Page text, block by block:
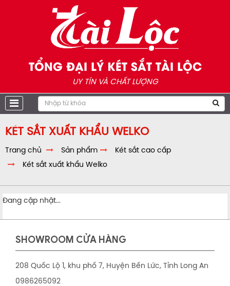
TỔNG ĐẠI LÝ KÉT SẮT TÀI LỘC
UY TÍN VÀ CHẤT LƯỢNG
KÉT SẮT XUẤT KHẨU WELKO
Trang chủ Sản phẩm
Két sắt cao cấp
Két sắt xuất khẩu Welko
Đang cập nhật...
SHOWROOM CỬA HÀNG
208 Quốc Lộ 1, khu phố 7, Huyện Bến Lức, Tỉnh Long An
0986265092